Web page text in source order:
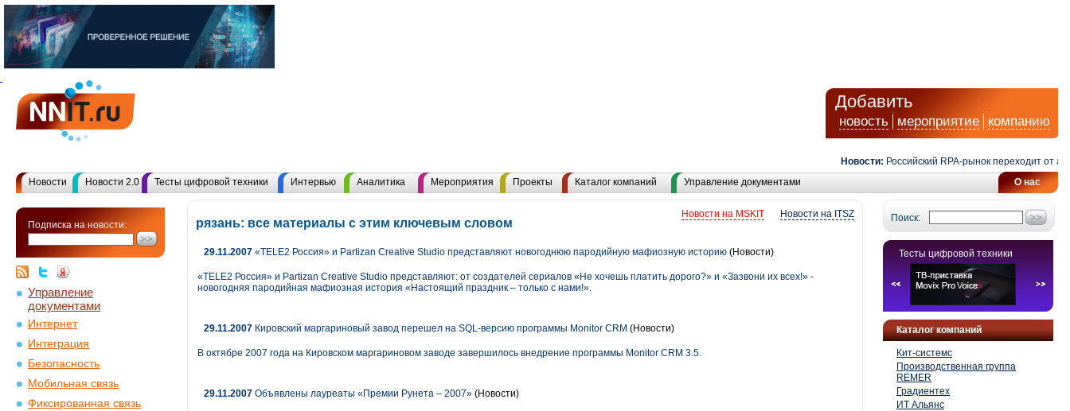
Добавить
новость мероприятие компанию
Новости: Российский RPA-рынок переходит от
О нас
Новости Новости 2.0 Тесты цифровой техники Интервью Аналитика Мероприятия Проекты Каталог компаний Управление документами
Подписка на новости:
Управление
документами
Интернет
Интеграция
Безопасность
Мобильная связь
Фиксированная связь
Поиск:
Тесты цифровой техники
Каталог компаний
Кит-системс
Производственная группа
REMER
Градиентех
ИТ Альянс
Новости на ITSZ
Новости на MSKIT
рязань: все материалы с этим ключевым словом
29.11.2007 «TELE2 Россия» и Partizan Creative Studio представляют новогоднюю пародийную мафиозную историю (Новости)
«TELE2 Россия» и Partizan Creative Studio представляют: от создателей сериалов «Не хочешь платить дорого?» и «Зазвони их всех!» -
новогодняя пародийная мафиозная история «Настоящий праздник – только с нами!».
29.11.2007 Кировский маргариновый завод перешел на SQL-версию программы Monitor CRM (Новости)
В октябре 2007 года на Кировском маргариновом заводе завершилось внедрение программы Monitor CRM 3.5.
29.11.2007 Объявлены лауреаты «Премии Рунета – 2007» (Новости)